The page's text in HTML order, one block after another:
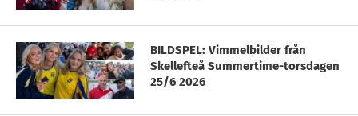
BILDSPEL: Vimmelbilder från
Skellefteå Summertime-torsdagen
25/6 2026